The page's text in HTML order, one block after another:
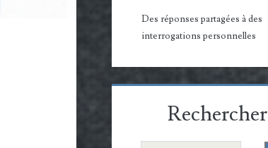
Des réponses partagées à des
interrogations personnelles
Rechercher